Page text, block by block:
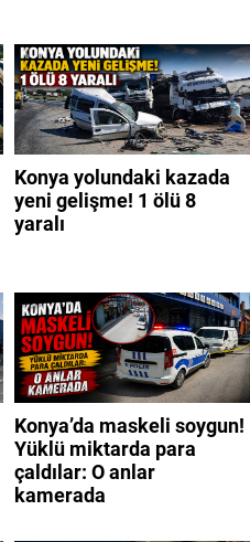
Konya yolundaki kazada
yeni gelişme! 1 ölü 8
yaralı
Konya’da maskeli soygun!
Yüklü miktarda para
çaldılar: O anlar
kamerada